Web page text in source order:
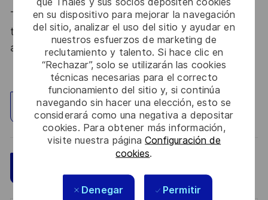
en su dispositivo para mejorar la navegación
del sitio, analizar el uso del sitio y ayudar en
nuestros esfuerzos de marketing de
reclutamiento y talento. Si hace clic en
“Rechazar”, solo se utilizarán las cookies
técnicas necesarias para el correcto
funcionamiento del sitio y, si continúa
navegando sin hacer una elección, esto se
considerará como una negativa a depositar
cookies. Para obtener más información,
visite nuestra páginaConfiguración de
cookies.
Denegar Permitir
Thales, entreprise Handi-Engagée, reconnait
tous les talents. La diversité est notre meilleur
atout. Postulez et rejoignez nous !
Explorar ubicación